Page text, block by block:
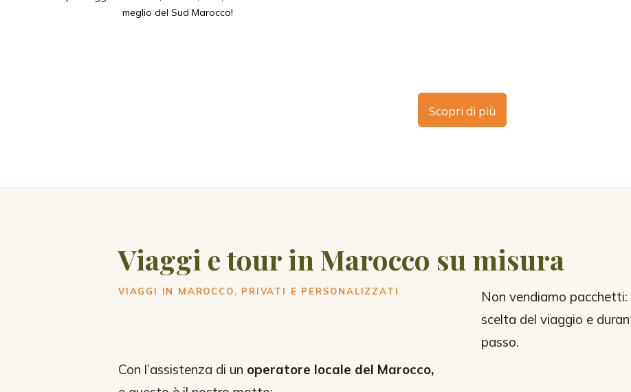
meglio del Sud Marocco!
Scopri di più
Viaggi e tour in Marocco su misura
VIAGGI IN MAROCCO, PRIVATI E PERSONALIZZATI
Con l’assistenza di un operatore locale del Marocco,
Non vendiamo pacchetti:
scelta del viaggio e
passo.